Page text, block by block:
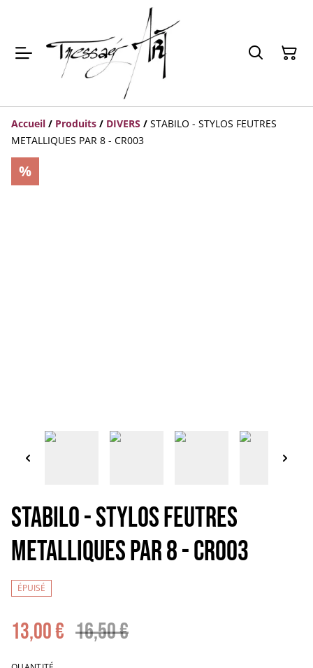
Accueil / Produits / DIVERS / STABILO - STYLOS FEUTRES
METALLIQUES PAR 8 - CR003
%
STABILO - STYLOS FEUTRES
METALLIQUES PAR 8 - CR003
ÉPUISÉ
13,00 € 16,50 €